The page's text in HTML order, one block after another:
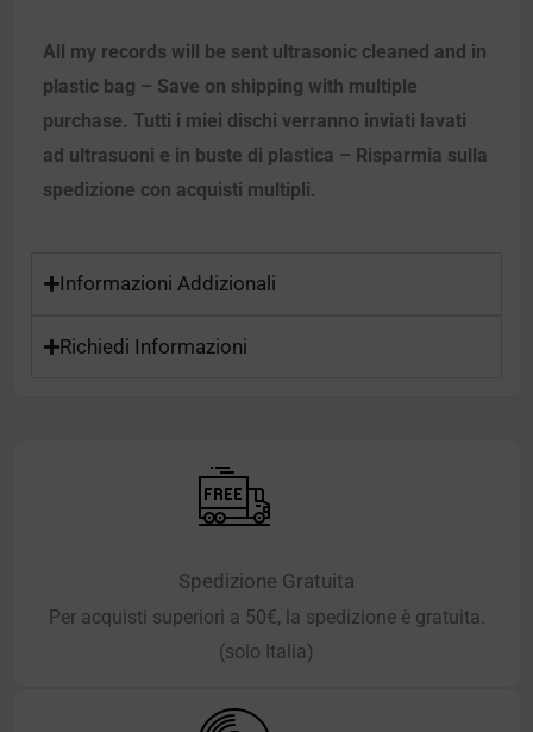
All my records will be sent ultrasonic cleaned and in
plastic bag – Save on shipping with multiple
purchase. Tutti i miei dischi verranno inviati lavati
ad ultrasuoni e in buste di plastica – Risparmia sulla
spedizione con acquisti multipli.
Informazioni Addizionali
Richiedi Informazioni
Spedizione Gratuita
Per acquisti superiori a 50€, la spedizione è gratuita.
(solo Italia)